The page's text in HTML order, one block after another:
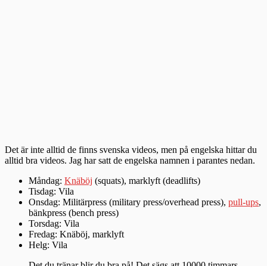
Det är inte alltid de finns svenska videos, men på engelska hittar du
alltid bra videos. Jag har satt de engelska namnen i parantes nedan.
Måndag: Knäböj (squats), marklyft (deadlifts)
Tisdag: Vila
Onsdag: Militärpress (military press/overhead press), pull-ups,
bänkpress (bench press)
Torsdag: Vila
Fredag: Knäböj, marklyft
Helg: Vila